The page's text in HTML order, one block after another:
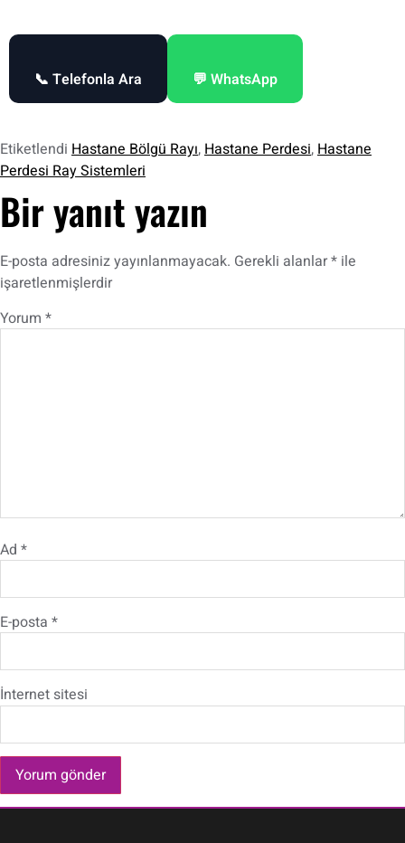
📞 Telefonla Ara 💬 WhatsApp
Etiketlendi Hastane Bölgü Rayı,Hastane Perdesi,Hastane
Perdesi Ray Sistemleri
Bir yanıt yazın
E-posta adresiniz yayınlanmayacak. Gerekli alanlar* ile
işaretlenmişlerdir
Yorum *
Ad *
E-posta *
İnternet sitesi